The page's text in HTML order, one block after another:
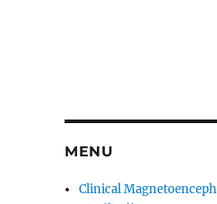
MENU
Clinical